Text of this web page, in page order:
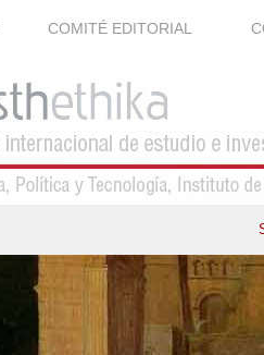
COMITÉ EDITORIAL